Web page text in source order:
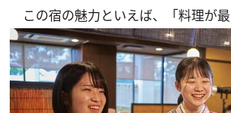
この宿の魅力といえば、「料理が